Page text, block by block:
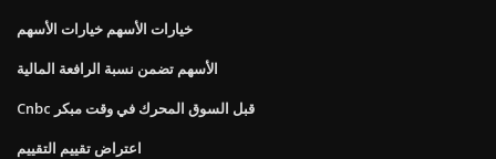
خيارات الأسهم خيارات الأسهم
الأسهم تضمن نسبة الرافعة المالية
Cnbc قبل السوق المحرك في وقت مبكر
اعتراض تقييم التقييم